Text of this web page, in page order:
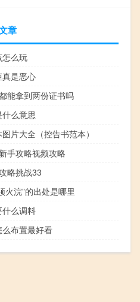
章
怎么玩
是恶心
能拿到两份证书吗
么意思
片大全（控告书范本）
手攻略视频攻略
略挑战33
火浣”的出处是哪里
么调料
布置最好看